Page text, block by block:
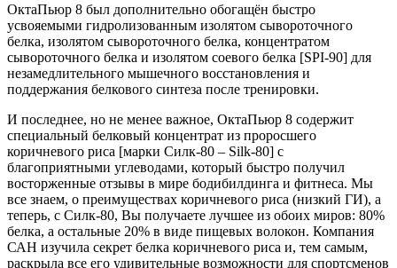
ОктаПьюр 8 был дополнительно обогащён быстро
усвояемыми гидролизованным изолятом сывороточного
белка, изолятом сывороточного белка, концентратом
сывороточного белка и изолятом соевого белка [SPI-90] для
незамедлительного мышечного восстановления и
поддержания белкового синтеза после тренировки.
И последнее, но не менее важное, ОктаПьюр 8 содержит
специальный белковый концентрат из проросшего
коричневого риса [марки Силк-80 – Silk-80] с
благоприятными углеводами, который быстро получил
восторженные отзывы в мире бодибилдинга и фитнеса. Мы
все знаем, о преимуществах коричневого риса (низкий ГИ), а
теперь, с Силк-80, Вы получаете лучшее из обоих миров: 80%
белка, а остальные 20% в виде пищевых волокон. Компания
САН изучила секрет белка коричневого риса и, тем самым,
раскрыла все его удивительные возможности для спортсменов